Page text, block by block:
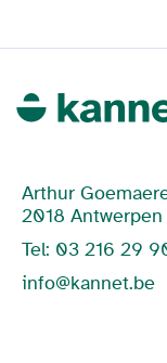
Arthur
2018 Antwerpen
Tel: 03 216 29
info@kannet.be